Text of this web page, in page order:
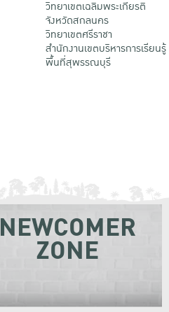
วิทยาเขตเฉลิมพระเกียรติ
จังหวัดสกลนคร
วิทยาเขตศรีราชา
สำนักงานเขตบริหารการเรียนรู้
พื้นที่สุพรรณบุรี
NEWCOMER
ZONE